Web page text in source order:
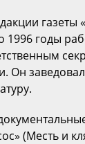
газеты
годы
Он
(Месть и